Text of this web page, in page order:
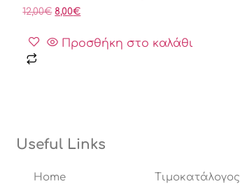
12,00€ 8,00€
Προσθήκη στο καλάθι
Useful Links
Home Tιμοκατάλογος